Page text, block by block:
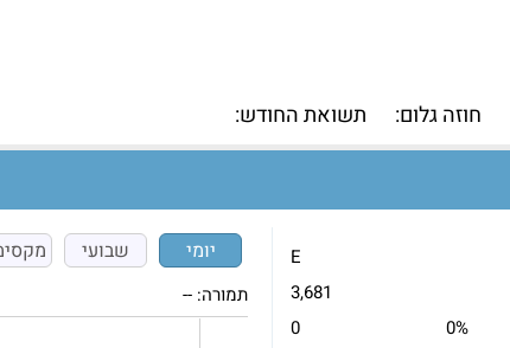
חוזה גלום: תשואת החודש:
E
3,681
0%
0
יומי שבועי
תמורה: --